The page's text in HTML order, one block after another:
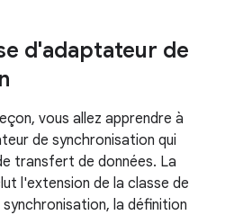
d'adaptateur de
vous allez apprendre à
de synchronisation qui
transfert de données. La
l'extension de la classe de
la définition